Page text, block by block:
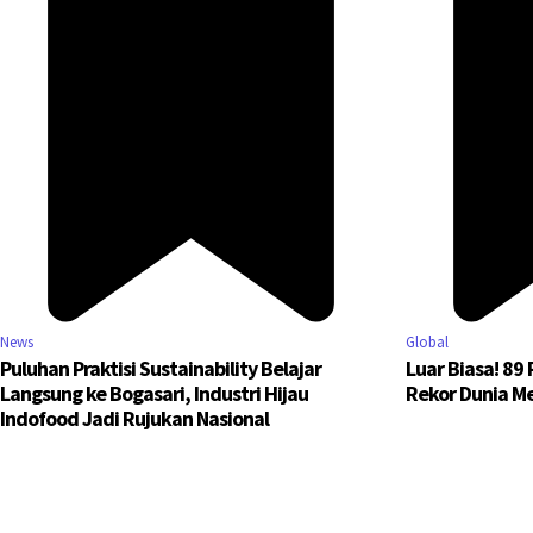
News
Puluhan Praktisi Sustainability Belajar
Langsung ke Bogasari, Industri Hijau
Indofood Jadi Rujukan Nasional
Global
Luar Biasa! 89
Rekor Dunia